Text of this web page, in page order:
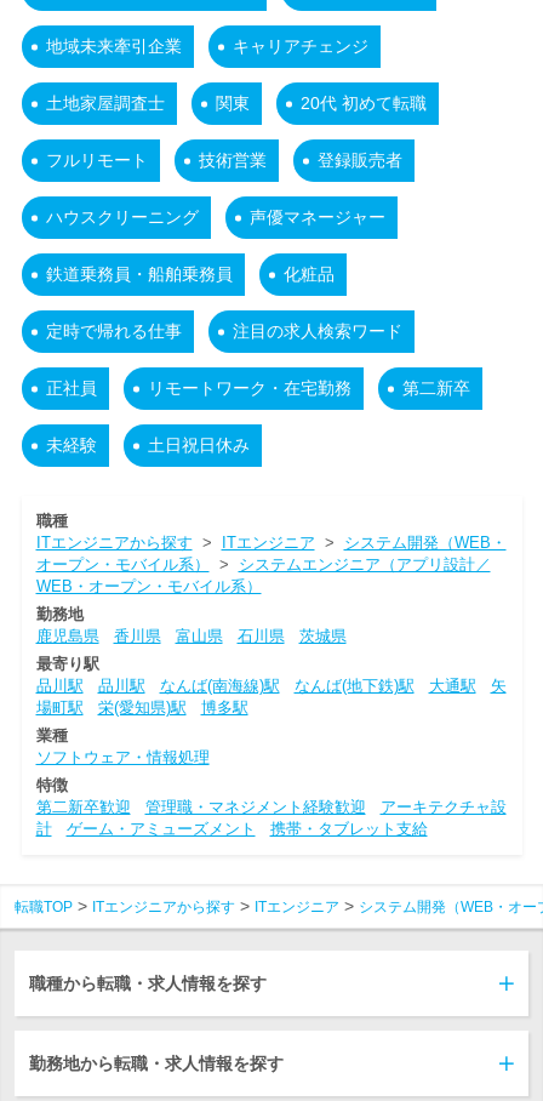
地域未来牽引企業 キャリアチェンジ
土地家屋調査士 関東 20代 初めて転職
フルリモート 技術営業 登録販売者
ハウスクリーニング 声優マネージャー
鉄道乗務員・船舶乗務員 化粧品
定時で帰れる仕事 注目の求人検索ワード
正社員 リモートワーク・在宅勤務 第二新卒
未経験 土日祝日休み
職種
ITエンジニアから探す > ITエンジニア > システム開発（WEB・
オープン・モバイル系）
> システムエンジニア（アプリ設計／
WEB・オープン・モバイル系）
勤務地
鹿児島県
香川県 富山県 石川県
茨城県
最寄り駅
品川駅
品川駅 なんば(南海線)駅 なんば(地下鉄)駅 大通駅
矢
場町駅
栄(愛知県)駅
博多駅
業種
ソフトウェア・情報処理
特徴
第二新卒歓迎
管理職・マネジメント経験歓迎
アーキテクチャ設
計
ゲーム・アミューズメント 携帯・タブレット支給
転職TOP ITエンジニアから探す ITエンジニア システム開発（WEB・オ
職種から転職・求人情報を探す
勤務地から転職・求人情報を探す